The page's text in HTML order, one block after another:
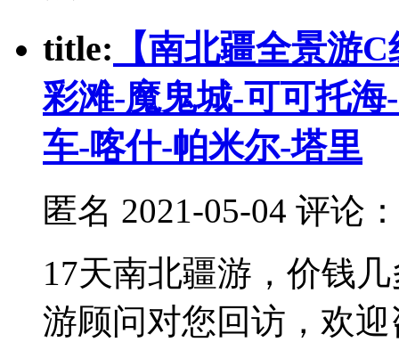
title: 【南北疆全景游
彩滩-魔鬼城-可可托
车-喀什-帕米尔-塔里
匿名 2021-05-04 评论：
17天南北疆游，价钱
游顾问对您回访，欢